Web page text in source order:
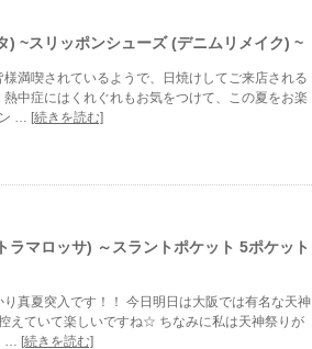
) ~スリッポンシューズ (デニムリメイク) ~
満喫されているようで、日焼けしてご来店される
中症にはくれぐれもお気をつけて、この夏をお楽
… [続きを読む]
マロッサ) ～スラントポケット 5ポケット
真夏突入です！！ 今日明日は大阪では有名な天神
えていて楽しいですね☆ ちなみに私は天神祭りが
… [続きを読む]